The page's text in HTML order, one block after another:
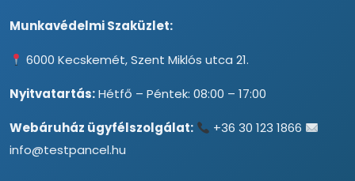
Munkavédelmi Szaküzlet:
6000 Kecskemét, Szent Miklós utca 21.
Nyitvatartás:Hétfő – Péntek: 08:00 – 17:00
Webáruház ügyfélszolgálat:
+36 30 123 1866
info@testpancel.hu